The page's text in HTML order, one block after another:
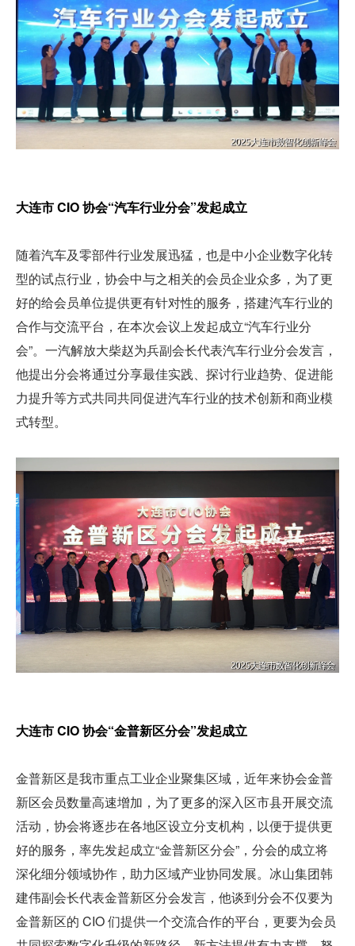
大连市 CIO 协会“汽车行业分会”发起成立
随着汽车及零部件行业发展迅猛，也是中小企业数字化转
型的试点行业，协会中与之相关的会员企业众多，为了更
好的给会员单位提供更有针对性的服务，搭建汽车行业的
合作与交流平台，在本次会议上发起成立“汽车行业分
会”。一汽解放大柴赵为兵副会长代表汽车行业分会发言，
他提出分会将通过分享最佳实践、探讨行业趋势、促进能
力提升等方式共同共同促进汽车行业的技术创新和商业模
式转型。
大连市 CIO 协会“金普新区分会”发起成立
金普新区是我市重点工业企业聚集区域，近年来协会金普
新区会员数量高速增加，为了更多的深入区市县开展交流
活动，协会将逐步在各地区设立分支机构，以便于提供更
好的服务，率先发起成立“金普新区分会”，分会的成立将
深化细分领域协作，助力区域产业协同发展。冰山集团韩
建伟副会长代表金普新区分会发言，他谈到分会不仅要为
金普新区的 CIO 们提供一个交流合作的平台，更要为会员